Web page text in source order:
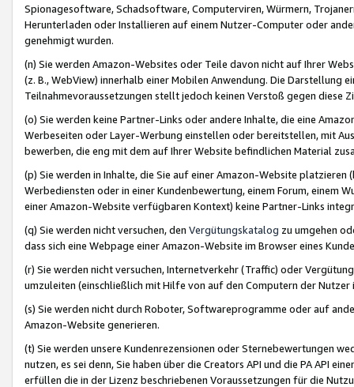
Spionagesoftware, Schadsoftware, Computerviren, Würmern,
Herunterladen oder Installieren auf einem Nutzer-Computer oder
genehmigt wurden.
(n) Sie werden Amazon-Websites oder Teile davon nicht auf Ihrer
(z. B., WebView) innerhalb einer Mobilen Anwendung. Die Darstellung
Teilnahmevoraussetzungen stellt jedoch keinen Verstoß gegen diese
(o) Sie werden keine Partner-Links oder andere Inhalte, die eine
Werbeseiten oder Layer-Werbung einstellen oder bereitstellen, mit
bewerben, die eng mit dem auf Ihrer Website befindlichen Material
(p) Sie werden in Inhalte, die Sie auf einer Amazon-Website
Werbediensten oder in einer Kundenbewertung, einem Forum, einem
einer Amazon-Website verfügbaren Kontext) keine Partner-Links
(q) Sie werden nicht versuchen, den Vergütungskatalog zu umgehen
dass sich eine Webpage einer Amazon-Website im Browser eines
(r) Sie werden nicht versuchen, Internetverkehr (Traffic) oder
umzuleiten (einschließlich mit Hilfe von auf den Computern der
(s) Sie werden nicht durch Roboter, Softwareprogramme oder auf
Amazon-Website generieren.
(t) Sie werden unsere Kundenrezensionen oder Sternebewertungen
nutzen, es sei denn, Sie haben über die Creators API und die PA API
erfüllen die in der Lizenz beschriebenen Voraussetzungen für die